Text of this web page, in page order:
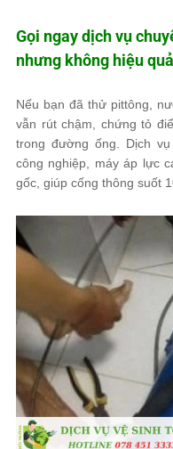
Gọi ngay dịch vụ
nhưng không hiệu quả
Nếu bạn đã thử pittông,
vẫn rút chậm, chứng tỏ
trong đường ống. Dịch
công nghiệp, máy áp lực
gốc, giúp cống thông suốt